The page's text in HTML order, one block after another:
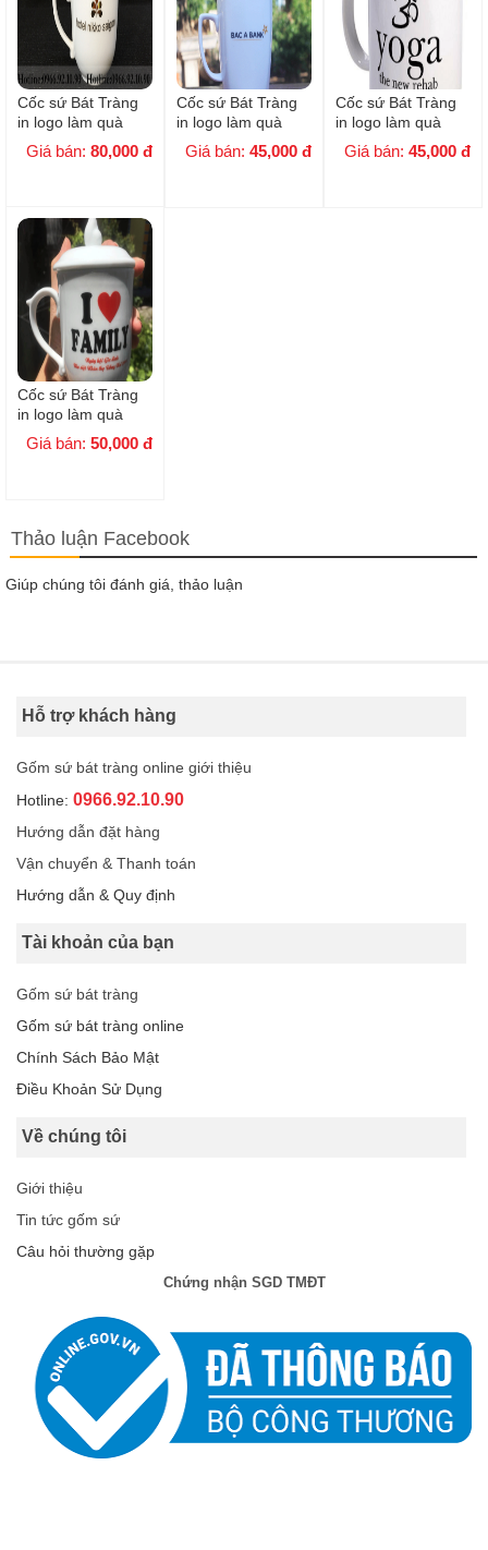
Cốc sứ Bát Tràng
in logo làm quà
tặng ( Mẫu 4 )
Giá bán: 80,000 đ
Cốc sứ Bát Tràng
in logo làm quà
tặng ( Mẫu 3 )
Giá bán: 45,000 đ
Cốc sứ Bát Tràng
in logo làm quà
tặng ( Mẫu 2 )
Giá bán: 45,000 đ
Cốc sứ Bát Tràng
in logo làm quà
tặng ( Mẫu 1 )
Giá bán: 50,000 đ
Thảo luận Facebook
Giúp chúng tôi đánh giá, thảo luận
Hỗ trợ khách hàng
Gốm sứ bát tràng online giới thiệu
Hotline: 0966.92.10.90
Hướng dẫn đặt hàng
Vận chuyển & Thanh toán
Hướng dẫn & Quy định
Tài khoản của bạn
Gốm sứ bát tràng
Gốm sứ bát tràng online
Chính Sách Bảo Mật
Điều Khoản Sử Dụng
Về chúng tôi
Giới thiệu
Tin tức gốm sứ
Câu hỏi thường gặp
Chứng nhận SGD TMĐT